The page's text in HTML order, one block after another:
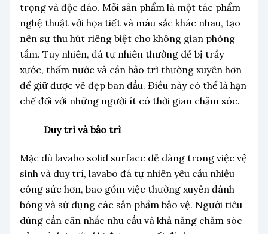
trọng và độc đáo. Mỗi sản phẩm là một tác phẩm
nghệ thuật với họa tiết và màu sắc khác nhau, tạo
nên sự thu hút riêng biệt cho không gian phòng
tắm. Tuy nhiên, đá tự nhiên thường dễ bị trầy
xước, thấm nước và cần bảo trì thường xuyên hơn
để giữ được vẻ đẹp ban đầu. Điều này có thể là hạn
chế đối với những người ít có thời gian chăm sóc.
Duy trì và bảo trì
Mặc dù lavabo solid surface dễ dàng trong việc vệ
sinh và duy trì, lavabo đá tự nhiên yêu cầu nhiều
công sức hơn, bao gồm việc thường xuyên đánh
bóng và sử dụng các sản phẩm bảo vệ. Người tiêu
dùng cần cân nhắc nhu cầu và khả năng chăm sóc